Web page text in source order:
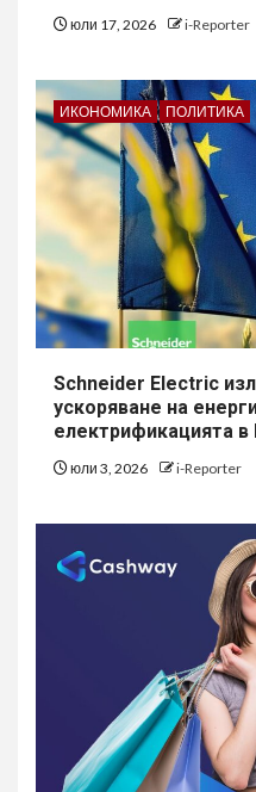
юли 17, 2026 i-Reporter
ИКОНОМИКА ПОЛИТИКА
Schneider Electric
ускоряване на
електрификацията в
юли 3, 2026 i-Reporter